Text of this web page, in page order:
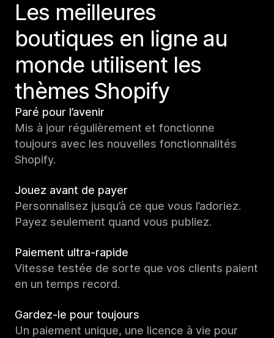
Les meilleures
boutiques en ligne au
monde utilisent les
thèmes Shopify
Paré pour l’avenir
Mis à jour régulièrement et fonctionne
toujours avec les nouvelles fonctionnalités
Shopify.
Jouez avant de payer
Personnalisez jusqu’à ce que vous l’adoriez.
Payez seulement quand vous publiez.
Paiement ultra-rapide
Vitesse testée de sorte que vos clients paient
en un temps record.
Gardez-le pour toujours
Un paiement unique, une licence à vie pour